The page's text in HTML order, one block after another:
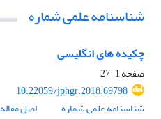
شناسنامه علمی شماره
چکیده های انگلیسی
صفحه1-27
10.22059/jphgr.2018.69798
شناسنامه علمی شماره
اصل مقاله